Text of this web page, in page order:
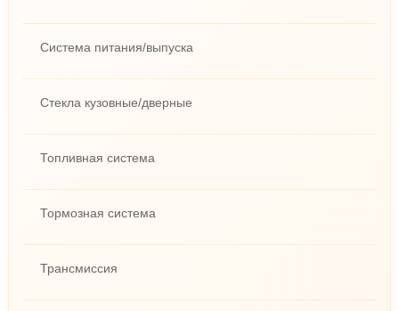
Система питания/выпуска
Стекла кузовные/дверные
Топливная система
Тормозная система
Трансмиссия